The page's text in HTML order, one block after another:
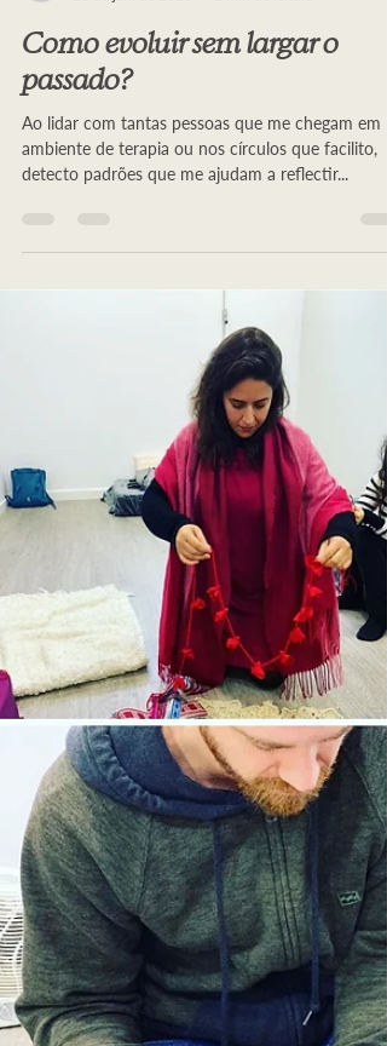
28 de jan. de 2020
2 min de leitura
Como evoluir sem largar o
passado?
Ao lidar com tantas pessoas que me chegam em
ambiente de terapia ou nos círculos que facilito,